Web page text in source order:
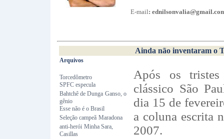
E-mail:
Ainda não inventaram o
Arquivos
Torcedômetro
SPFC especula
Bahtchê de Dunga Ganso, o
gênio
Esse não é o Brasil
Seleção campeã Maradona
anti-herói Minha Sara,
Casillas
Após os tristes
clássico São
dia 15 de
a coluna escrita
2007.